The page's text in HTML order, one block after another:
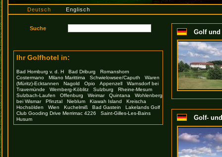
Deutsch Englisch
Ihr Golfhotel in:
Bad Homburg v. d. H Bad Driburg
Romanshorn
Costermano
Milano Marittima Schwielowsee/Caputh
Waren
(Müritz)-Ecktannen
Nagold Opio Appenzell
Warnsdorf bei
Travemünde
Wernberg-Köblitz Sulzburg
Rheine-Mesum
Sulzbach-Laufen
Offenburg Weimar Quintana
Wohlenberg
bei Wismar
Pfinztal Nieblum Kiawah Island
Kreischa
Hochsölden
Wien Kuchelmiß Bad Gastein
Lakelands Golf
Club Gooding Drive Merrimac 4226
Saint-Gilles-Les-Bains
Husum
Golf
Golf-